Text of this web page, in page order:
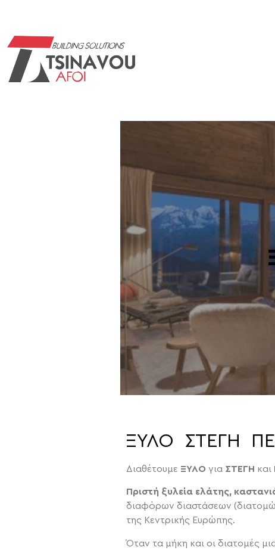
ΞΥΛΟ ΣΤΕΓΗ
Διαθέτουμε ΞΥΛΟ για ΣΤΕΓΗ και
Πριστή ξυλεία ελάτης,
διαφόρων διαστάσεων
της Κεντρικής Ευρώπης.
Όταν τα μήκη και οι διατομές